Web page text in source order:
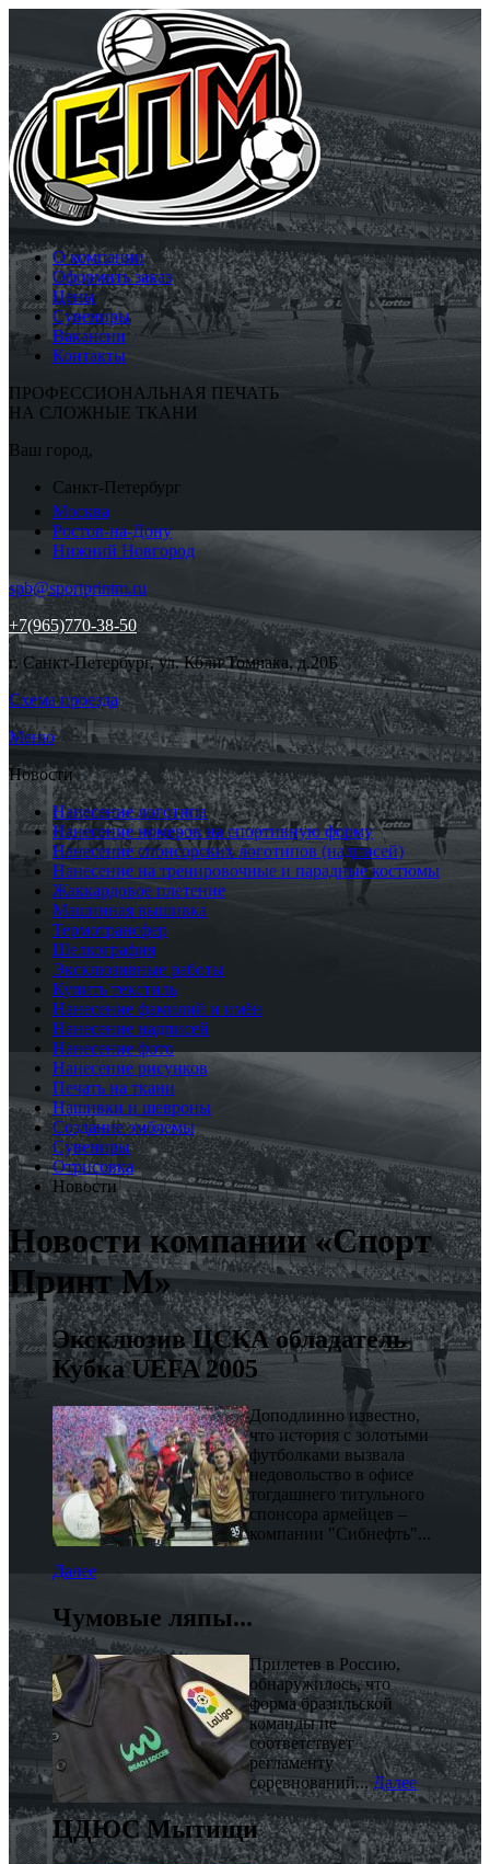
О компании
Оформить заказ
Цены
Сувениры
Вакансии
Контакты
ПРОФЕССИОНАЛЬНАЯ ПЕЧАТЬ
НА СЛОЖНЫЕ ТКАНИ
Ваш город,
Санкт-Петербург
Москва
Ростов-на-Дону
Нижний Новгород
spb@sportprintm.ru
+7(965)770-38-50
г. Санкт-Петербург, ул. Коли Томчака, д.20Б
Схема проезда
Меню
Новости
Нанесение логотипа
Нанесение номеров на спортивную форму
Нанесение спонсорских логотипов (надписей)
Нанесение на тренировочные и парадные костюмы
Жаккардовое плетение
Машинная вышивка
Термотрансфер
Шелкография
Эксклюзивные работы
Купить текстиль
Нанесение фамилий и имён
Нанесение надписей
Нанесение фото
Нанесение рисунков
Печать на ткани
Нашивки и шевроны
Создание эмблемы
Сувениры
Отрисовка
Новости
Новости компании «Спорт
Принт М»
Эксклюзив ЦСКА обладатель
Кубка UEFA 2005
Доподлинно известно,
что история с золотыми
футболками вызвала
недовольство в офисе
тогдашнего титульного
спонсора армейцев –
компании "Сибнефть"...
Далее
Чумовые ляпы...
Прилетев в Россию,
обнаружилось, что
форма бразильской
команды не
соответствует
регламенту
соревнований... Далее
ЦДЮС Мытищи